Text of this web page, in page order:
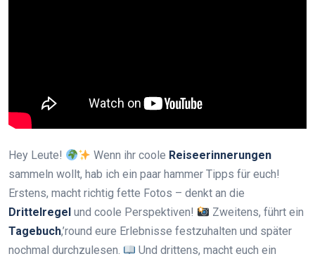
Hey Leute! Wenn ihr coole Reiseerinnerungen
sammeln wollt, hab ich ein paar hammer Tipps für euch!
Erstens, macht richtig fette Fotos – denkt an die
Drittelregel und coole Perspektiven!
Zweitens, führt ein
Tagebuch,’round eure Erlebnisse festzuhalten und später
nochmal durchzulesen.
Und drittens, macht euch ein